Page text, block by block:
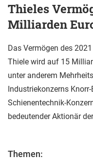
Thieles
Milliarden
Das Vermögen des
Thiele wird auf 15
unter anderem
Industriekonzerns
Schienentechnik-
bedeutender Aktionär
Themen: